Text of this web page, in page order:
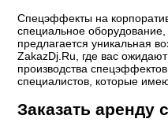
Спецэффекты на
специальное
предлагается уникальная
ZakazDj.Ru, где вас
производства
специалистов, которые
Заказать аренду